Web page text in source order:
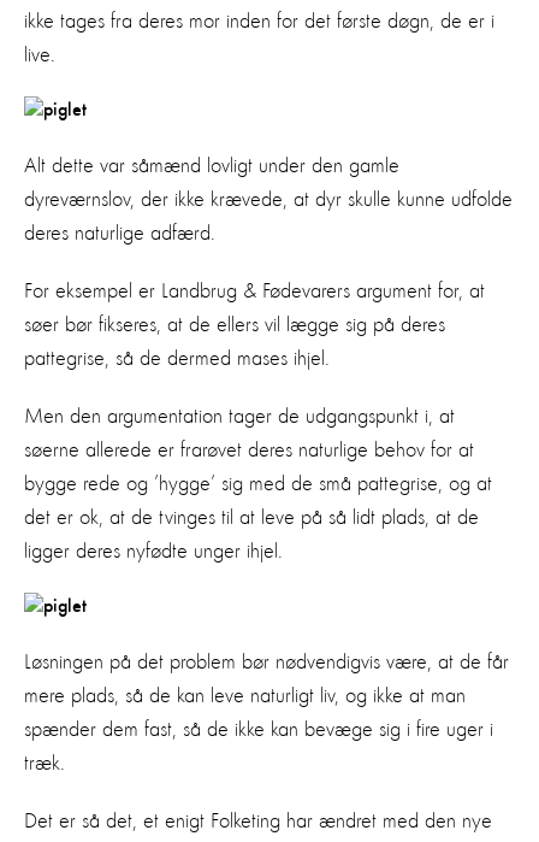
ikke tages fra deres mor inden for det første døgn, de er i
live.
Alt dette var såmænd lovligt under den gamle
dyreværnslov, der ikke krævede, at dyr skulle kunne udfolde
deres naturlige adfærd.
For eksempel er Landbrug & Fødevarers argument for, at
søer bør fikseres, at de ellers vil lægge sig på deres
pattegrise, så de dermed mases ihjel.
Men den argumentation tager de udgangspunkt i, at
søerne allerede er frarøvet deres naturlige behov for at
bygge rede og ’hygge’ sig med de små pattegrise, og at
det er ok, at de tvinges til at leve på så lidt plads, at de
ligger deres nyfødte unger ihjel.
Løsningen på det problem bør nødvendigvis være, at de får
mere plads, så de kan leve naturligt liv, og ikke at man
spænder dem fast, så de ikke kan bevæge sig i fire uger i
træk.
Det er så det, et enigt Folketing har ændret med den nye